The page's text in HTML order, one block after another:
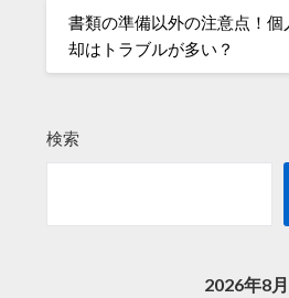
書類の準備以外の注意点！
却はトラブルが多い？
検索
2026年8月